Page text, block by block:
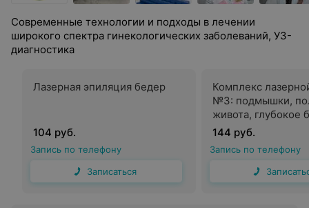
Современные технологии и подходы в лечении
широкого спектра гинекологических заболеваний, УЗ-
диагностика
Лазерная эпиляция бедер
104 руб.
Запись по телефону
Записаться
Комплекс
№3: подмышки,
живота, глубокое
голени или бедра
144 руб.
Запись по телефону